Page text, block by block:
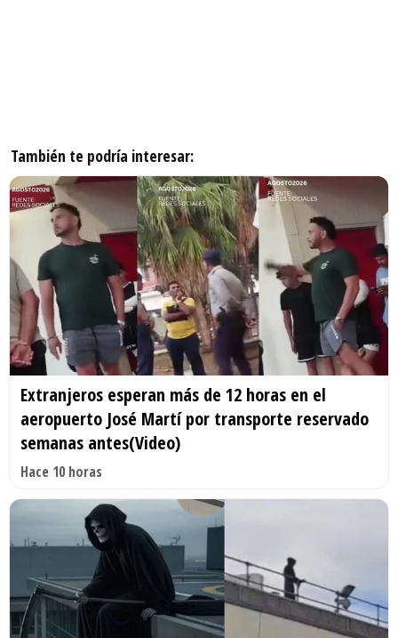
También te podría interesar:
Extranjeros esperan más de 12 horas en el
aeropuerto José Martí por transporte reservado
semanas antes(Video)
Hace 10 horas